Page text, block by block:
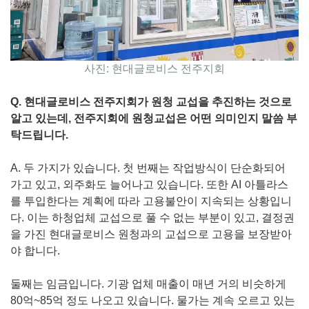
사진: 현대글로비스 전주지회
Q. 현대글로비스 전주지회가 원청 교섭을 추진하는 것으로
알고 있는데, 전주지회에 원청교섭은 어떤 의미인지 말씀 부
탁드립니다.
A. 두 가지가 있습니다. 첫 번째는 작업방식이 단순화되어
가고 있고, 외주화도 늘어나고 있습니다. 또한 AI 아틀라스
를 투입한다는 계획에 따라 고용불안이 지속되는 상황입니
다. 이는 하청업체 교섭으로 풀 수 없는 부분이 있고, 결정권
을 가진 현대글로비스 원청과의 교섭으로 고용을 보장받아
야 합니다.
둘째는 임금입니다. 기광 업체 매출이 매년 거의 비슷하게
80억~85억 정도 나오고 있습니다. 물가는 계속 오르고 있는